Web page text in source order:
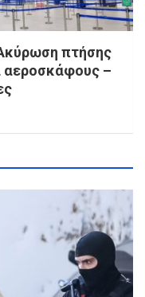
πτήσης
αεροσκάφους –